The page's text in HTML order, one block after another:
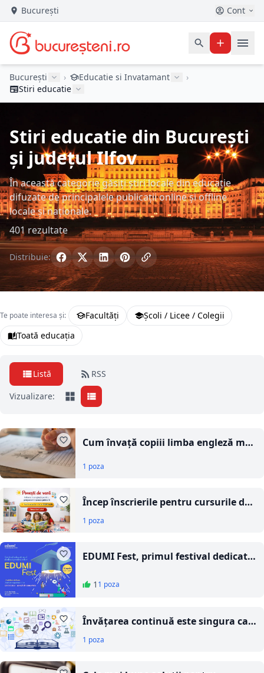
București Cont
București › Educatie si Invatamant
›
Stiri educatie
Stiri educatie din București
și județul Ilfov
În această categorie găsiți știri locale din educație
difuzate de principalele publicații online și offline
locale și naționale.
401 rezultate
Distribuie:
Te poate interesa și: Facultăți
Școli / Licee / Colegii
Toată educația
Listă
RSS
Vizualizare:
Cum învață copiii limba engleză mai
1 poza
Încep înscrierile pentru cursurile de
vară 2026 la Școala de engleză
1 poza
EDUMI Fest, primul festival dedicat
1 1 poza
Învățarea continuă este singura cale
să nu devii irelevant pe piața muncii
1 poza